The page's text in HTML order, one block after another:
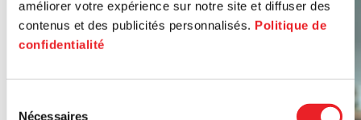
améliorer votre expérience sur notre site et diffuser des
contenus et des publicités personnalisés. Politique de
confidentialité
Nécessaires